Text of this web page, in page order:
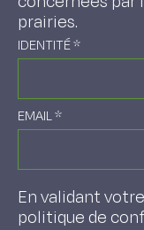
prairies.
IDENTITÉ*
EMAIL*
En validant
politique de